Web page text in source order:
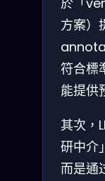
方案）
符合標
能提供
其次，
研中介
而是通